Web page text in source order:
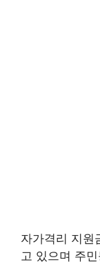
자가격리 지원
고 있으며 주